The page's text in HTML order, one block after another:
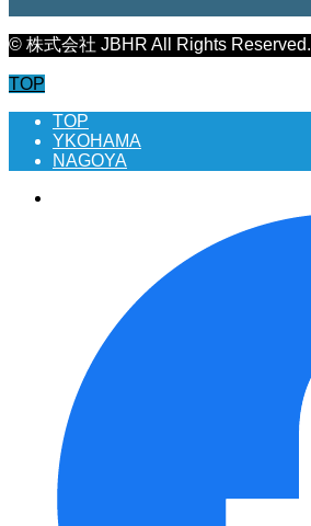
© 株式会社 JBHR All Rights Reserved.
TOP
TOP
YKOHAMA
NAGOYA